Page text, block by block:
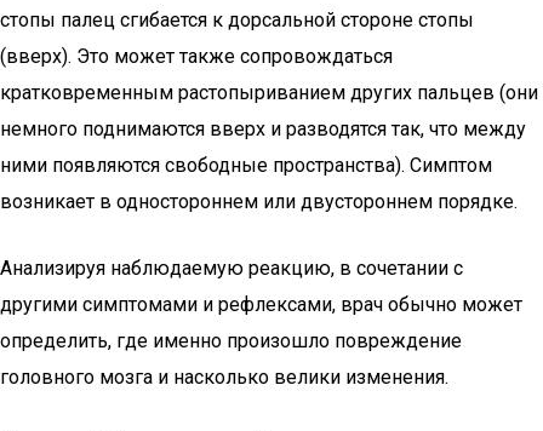
стопы палец сгибается к дорсальной стороне стопы
(вверх). Это может также сопровождаться
кратковременным растопыриванием других пальцев (они
немного поднимаются вверх и разводятся так, что между
ними появляются свободные пространства). Симптом
возникает в одностороннем или двустороннем порядке.
Анализируя наблюдаемую реакцию, в сочетании с
другими симптомами и рефлексами, врач обычно может
определить, где именно произошло повреждение
головного мозга и насколько велики изменения.